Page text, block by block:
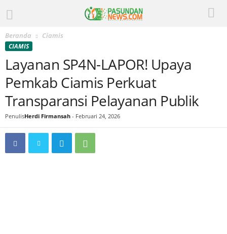
Beranda Ciamis
CIAMIS
Layanan SP4N-LAPOR! Upaya
Pemkab Ciamis Perkuat
Transparansi Pelayanan Publik
PenulisHerdi Firmansah - Februari 24, 2026